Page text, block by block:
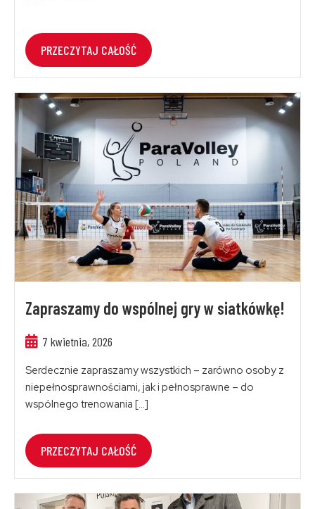
PRZECZYTAJ CAŁOŚĆ
Zapraszamy do wspólnej gry w siatkówkę!
7 kwietnia, 2026
Serdecznie zapraszamy wszystkich – zarówno osoby z
niepełnosprawnościami, jak i pełnosprawne – do
wspólnego trenowania […]
PRZECZYTAJ CAŁOŚĆ